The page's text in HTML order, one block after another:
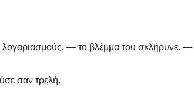
λογαριασμούς. — το βλέμμα του σκλήρυνε.
σαν τρελή.